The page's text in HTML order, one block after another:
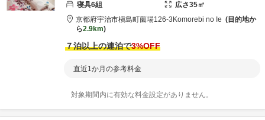
寝具6組 広さ35㎡
京都府宇治市槇島町薗場126-3 Komorebi no Ie
目的地か
ら2.9km
７泊以上の連泊で3%OFF
直近1か月の参考料金
対象期間内に有効な料金設定がありません。